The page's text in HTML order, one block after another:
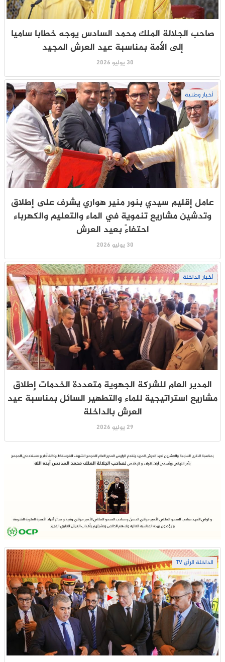
صاحب الجلالة الملك محمد السادس يوجه خطابا ساميا
إلى الأمة بمناسبة عيد العرش المجيد
30 يوليو 2026
أخبار وطنية
عامل إقليم سيدي بنور منير هواري يشرف على إطلاق
وتدشين مشاريع تنموية في الماء والتعليم والكهرباء
احتفاءً بعيد العرش
30 يوليو 2026
أخبار الداخلة
المدير العام للشركة الجهوية متعددة الخدمات إطلاق
مشاريع استراتيجية للماء والتطهير السائل بمناسبة عيد
العرش بالداخلة
29 يوليو 2026
الداخلة الرأي TV